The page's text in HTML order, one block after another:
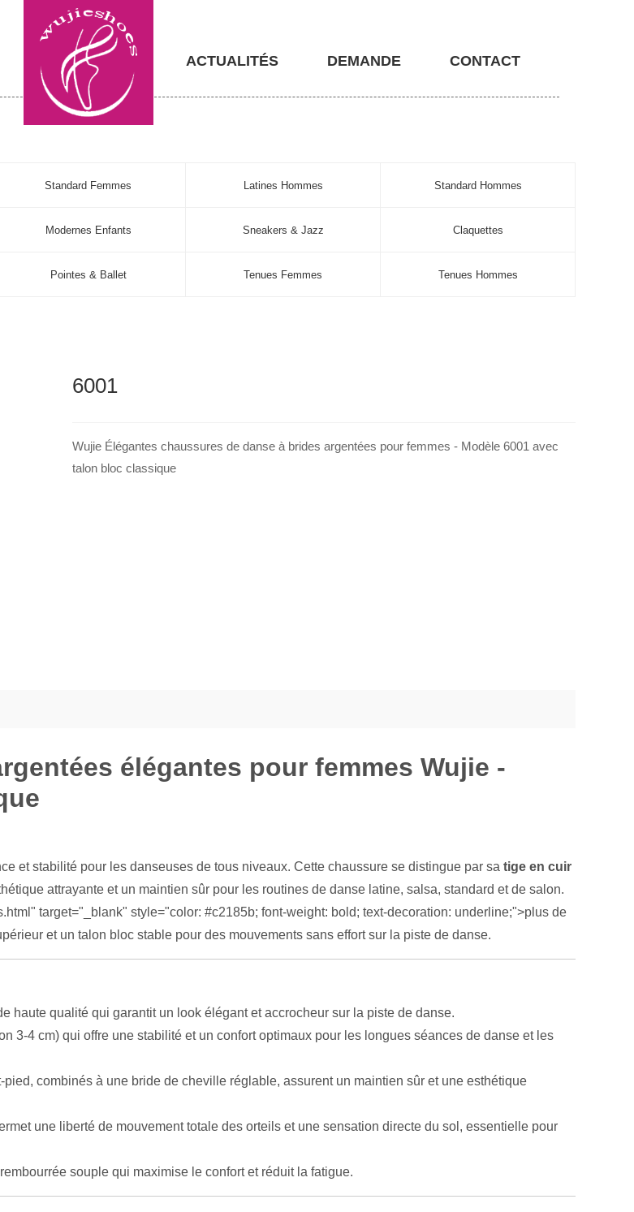
ACTUALITÉS DEMANDE CONTACT
Standard Femmes Latines Hommes Standard Hommes
Modernes Enfants Sneakers & Jazz Claquettes
Pointes & Ballet Tenues Femmes Tenues Hommes
6001
Wujie Élégantes chaussures de danse à brides argentées pour femmes - Modèle 6001 avec
talon bloc classique
élégantes pour femmes Wujie -
et stabilité pour les danseuses de tous niveaux. Cette chaussure se distingue par sa tige en cuir
attrayante et un maintien sûr pour les routines de danse latine, salsa, standard et de salon.
target="_blank" style="color: #c2185b; font-weight: bold; text-decoration: underline;">plus de
et un talon bloc stable pour des mouvements sans effort sur la piste de danse.
haute qualité qui garantit un look élégant et accrocheur sur la piste de danse.
3-4 cm) qui offre une stabilité et un confort optimaux pour les longues séances de danse et les
combinés à une bride de cheville réglable, assurent un maintien sûr et une esthétique
une liberté de mouvement totale des orteils et une sensation directe du sol, essentielle pour
souple qui maximise le confort et réduit la fatigue.